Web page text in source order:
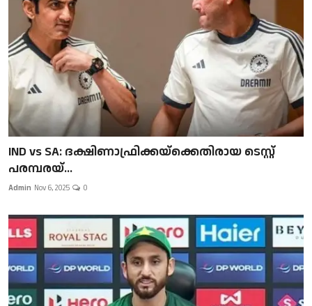
IND vs SA: ദക്ഷിണാഫ്രിക്കയ്‌ക്കെതിരായ ടെസ്റ്റ്
പരമ്പരയ്...
Admin Nov 6, 2025 0